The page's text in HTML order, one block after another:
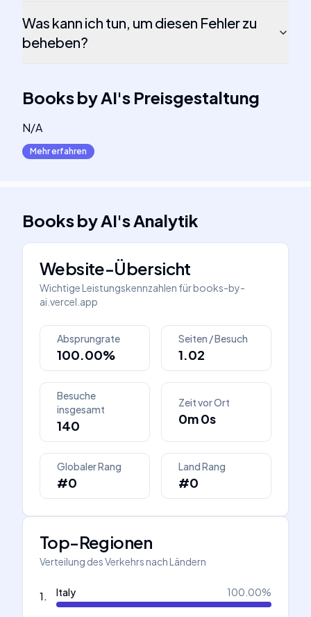
Was kann ich tun, um diesen Fehler zu
beheben?
Books by AI's Preisgestaltung
N/A
Mehr erfahren
Books by AI'sAnalytik
Website-Übersicht
Wichtige Leistungskennzahlen fürbooks-by-
ai.vercel.app
Absprungrate
100.00%
Seiten / Besuch
1.02
Besuche
insgesamt
140
Zeit vor Ort
0m 0s
Globaler Rang
#0
Land Rang
#0
Top-Regionen
Verteilung des Verkehrs nach Ländern
1. Italy 100.00%